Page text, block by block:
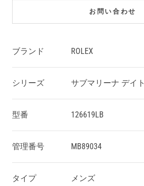
お問い合わせ
ブランド ROLEX
シリーズ サブマリーナ デイト
型番 126619LB
管理番号 MB89034
タイプ メンズ